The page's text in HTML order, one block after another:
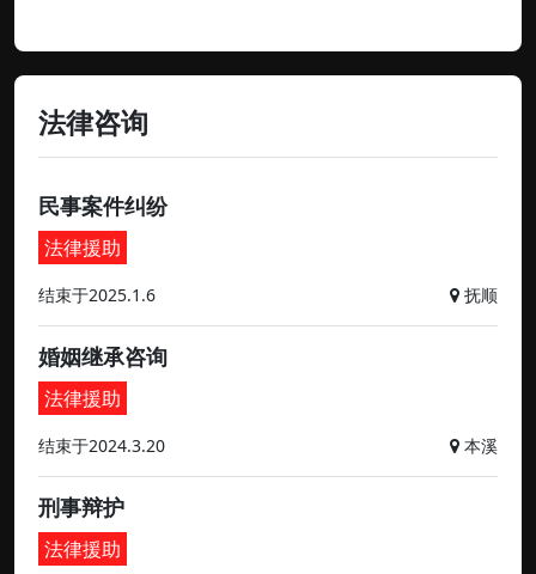
法律咨询
民事案件纠纷
法律援助
结束于2025.1.6 抚顺
婚姻继承咨询
法律援助
结束于2024.3.20 本溪
刑事辩护
法律援助